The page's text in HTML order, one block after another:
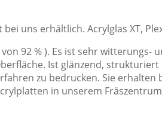
uns erhältlich. Acrylglas XT,
92 % ). Es ist sehr
Ist glänzend,
zu bedrucken. Sie erhalten
in unserem